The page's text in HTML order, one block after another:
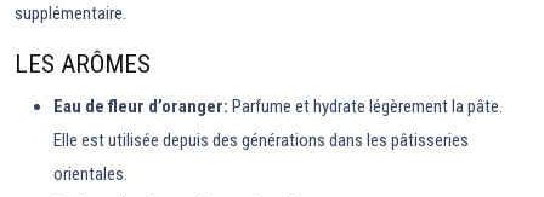
supplémentaire.
LES ARÔMES
Eau de fleur d’oranger: Parfume et hydrate légèrement la pâte.
Elle est utilisée depuis des générations dans les pâtisseries
orientales.